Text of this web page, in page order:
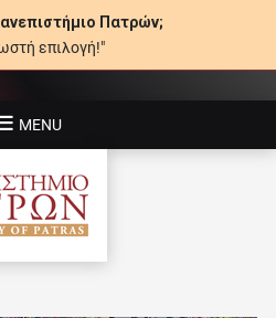
Πατρών;
επιλογή!"
MENU
ΠΑΤΡΏΝ